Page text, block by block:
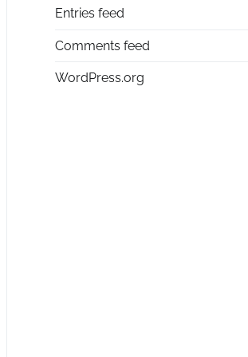
Entries feed
Comments feed
WordPress.org